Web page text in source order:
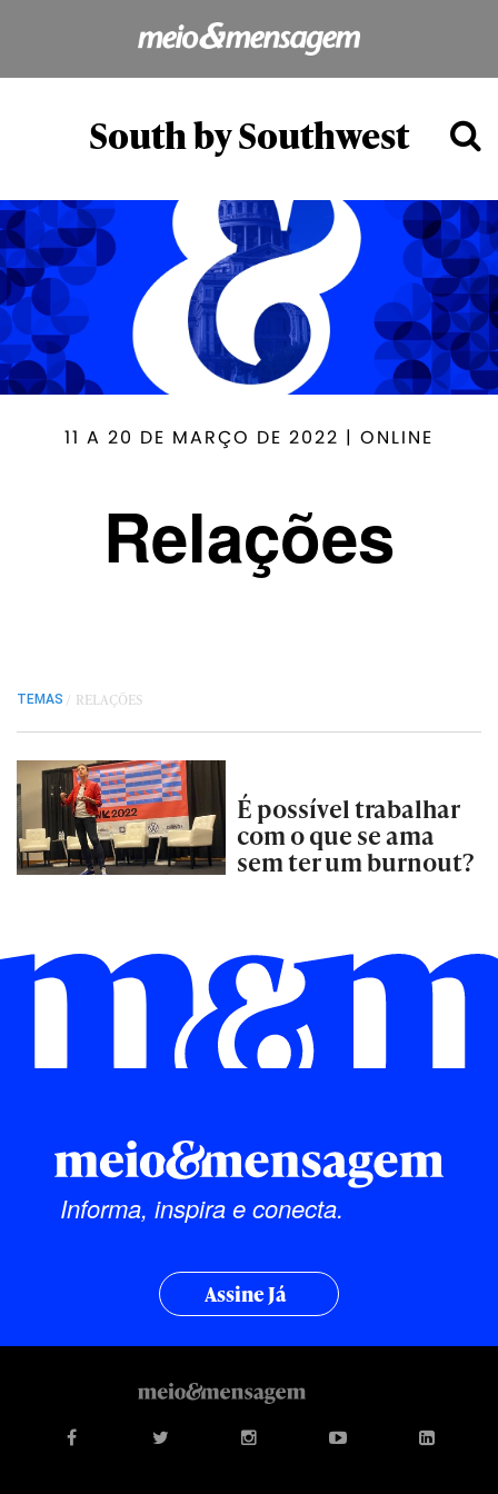
South by Southwest
11 A 20 DE MARÇO DE 2022 | ONLINE
Relações
TEMAS / RELAÇÕES
É possível trabalhar
com o que se ama
sem ter um burnout?
Informa, inspira e conecta.
Assine Já